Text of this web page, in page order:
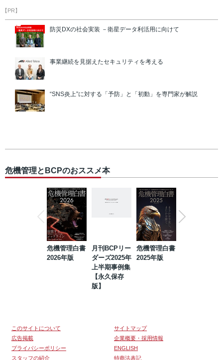
【PR】
防災DXの社会実装 －衛星データ利活用に向けて
事業継続を見据えたセキュリティを考える
“SNS炎上”に対する「予防」と「初動」を専門家が解説
危機管理とBCPのおススメ本
危機管理白書
2026年版
月刊BCPリー
ダーズ2025年
上半期事例集
【永久保存
版】
危機管理白書
2025年版
このサイトについて
サイトマップ
広告掲載
企業概要・採用情報
プライバシーポリシー
ENGLISH
スタッフの紹介
特商法表記